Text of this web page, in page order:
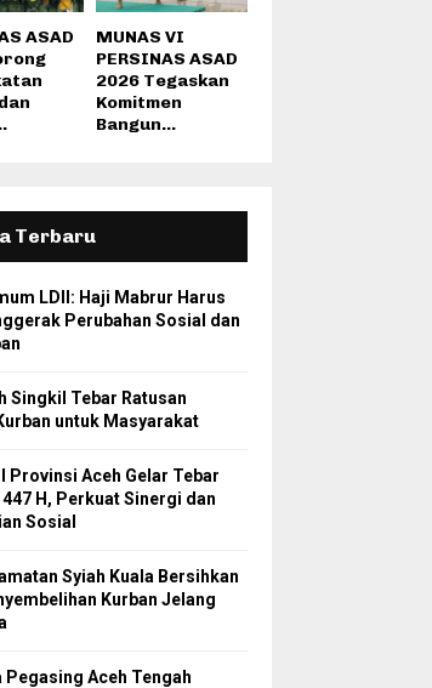
ASAD
MUNAS VI
PERSINAS ASAD
2026 Tegaskan
Komitmen
Bangun...
Terbaru
LDII: Haji Mabrur Harus
Perubahan Sosial dan
Singkil Tebar Ratusan
untuk Masyarakat
Provinsi Aceh Gelar Tebar
H, Perkuat Sinergi dan
Sosial
Syiah Kuala Bersihkan
Kurban Jelang
Pegasing Aceh Tengah